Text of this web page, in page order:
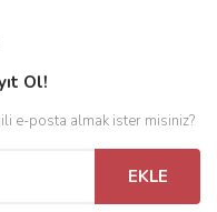
Ol!
e-posta almak ister misiniz?
EKLE